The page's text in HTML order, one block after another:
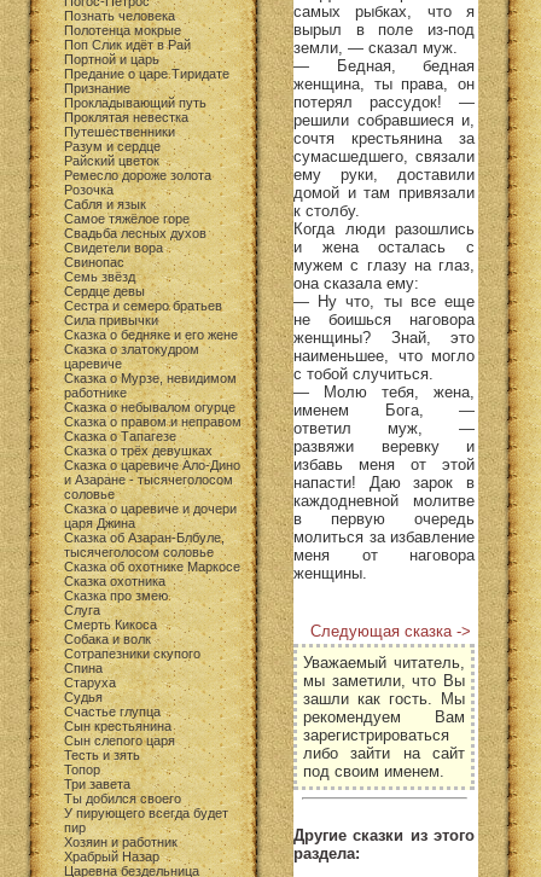
Познать человека
Полотенца мокрые
Поп Слик идёт в Рай
Портной и царь
Предание о царе Тиридате
Признание
Прокладывающий путь
Проклятая невестка
Путешественники
Разум и сердце
Райский цветок
Ремесло дороже золота
Розочка
Сабля и язык
Самое тяжёлое горе
Свадьба лесных духов
Свидетели вора
Свинопас
Семь звёзд
Сердце девы
Сестра и семеро братьев
Сила привычки
Сказка о бедняке и его жене
Сказка о златокудром
царевиче
Сказка о Мурзе, невидимом
работнике
Сказка о небывалом огурце
Сказка о правом и неправом
Сказка о Тапагезе
Сказка о трёх девушках
Сказка о царевиче Ало-Дино
и Азаране - тысячеголосом
соловье
Сказка о царевиче и дочери
царя Джина
Сказка об Азаран-Блбуле,
тысячеголосом соловье
Сказка об охотнике Маркосе
Сказка охотника
Сказка про змею
Слуга
Смерть Кикоса
Собака и волк
Сотрапезники скупого
Спина
Старуха
Судья
Счастье глупца
Сын крестьянина
Сын слепого царя
Тесть и зять
Топор
Три завета
Ты добился своего
У пирующего всегда будет
пир
Хозяин и работник
Храбрый Назар
Царевна бездельница
самых рыбках, что я
вырыл в поле из-под
земли, — сказал муж.
— Бедная, бедная
женщина, ты права, он
потерял рассудок! —
решили собравшиеся и,
сочтя крестьянина за
сумасшедшего, связали
ему руки, доставили
домой и там привязали
к столбу.
Когда люди разошлись
и жена осталась с
мужем с глазу на глаз,
она сказала ему:
— Ну что, ты все еще
не боишься наговора
женщины? Знай, это
наименьшее, что могло
с тобой случиться.
— Молю тебя, жена,
именем Бога, —
ответил муж, —
развяжи веревку и
избавь меня от этой
напасти! Даю зарок в
каждодневной молитве
в первую очередь
молиться за избавление
меня от наговора
женщины.
Следующая сказка ->
Уважаемый читатель,
мы заметили, что Вы
зашли как гость. Мы
рекомендуем Вам
зарегистрироваться
либо зайти на сайт
под своим именем.
Другие сказки из этого
раздела: